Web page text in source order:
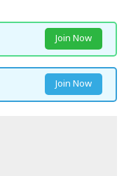
Join Now
Join Now